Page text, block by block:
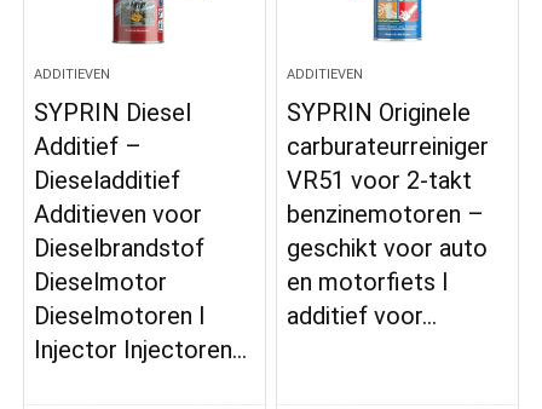
ADDITIEVEN
SYPRIN Diesel
Additief –
Dieseladditief
Additieven voor
Dieselbrandstof
Dieselmotor
Dieselmotoren I
Injector Injectoren…
ADDITIEVEN
SYPRIN Originele
carburateurreiniger
VR51 voor 2-takt
benzinemotoren –
geschikt voor auto
en motorfiets I
additief voor…